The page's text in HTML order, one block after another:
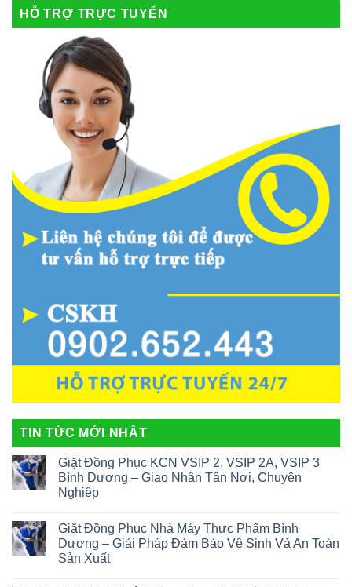
HỖ TRỢ TRỰC TUYẾN
TIN TỨC MỚI NHẤT
Giặt Đồng Phục KCN VSIP 2, VSIP 2A, VSIP 3
Bình Dương – Giao Nhận Tận Nơi, Chuyên
Nghiệp
Giặt Đồng Phục Nhà Máy Thực Phẩm Bình
Dương – Giải Pháp Đảm Bảo Vệ Sinh Và An Toàn
Sản Xuất